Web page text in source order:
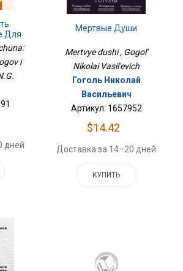
Для
i
дней
Мёртвые Души
Mertvye dushi , Gogol'
Nikolai Vasil'evich
Гоголь Николай
Васильевич
Артикул: 1657952
$14.42
Доставка за 14–20 дней
КУПИТЬ